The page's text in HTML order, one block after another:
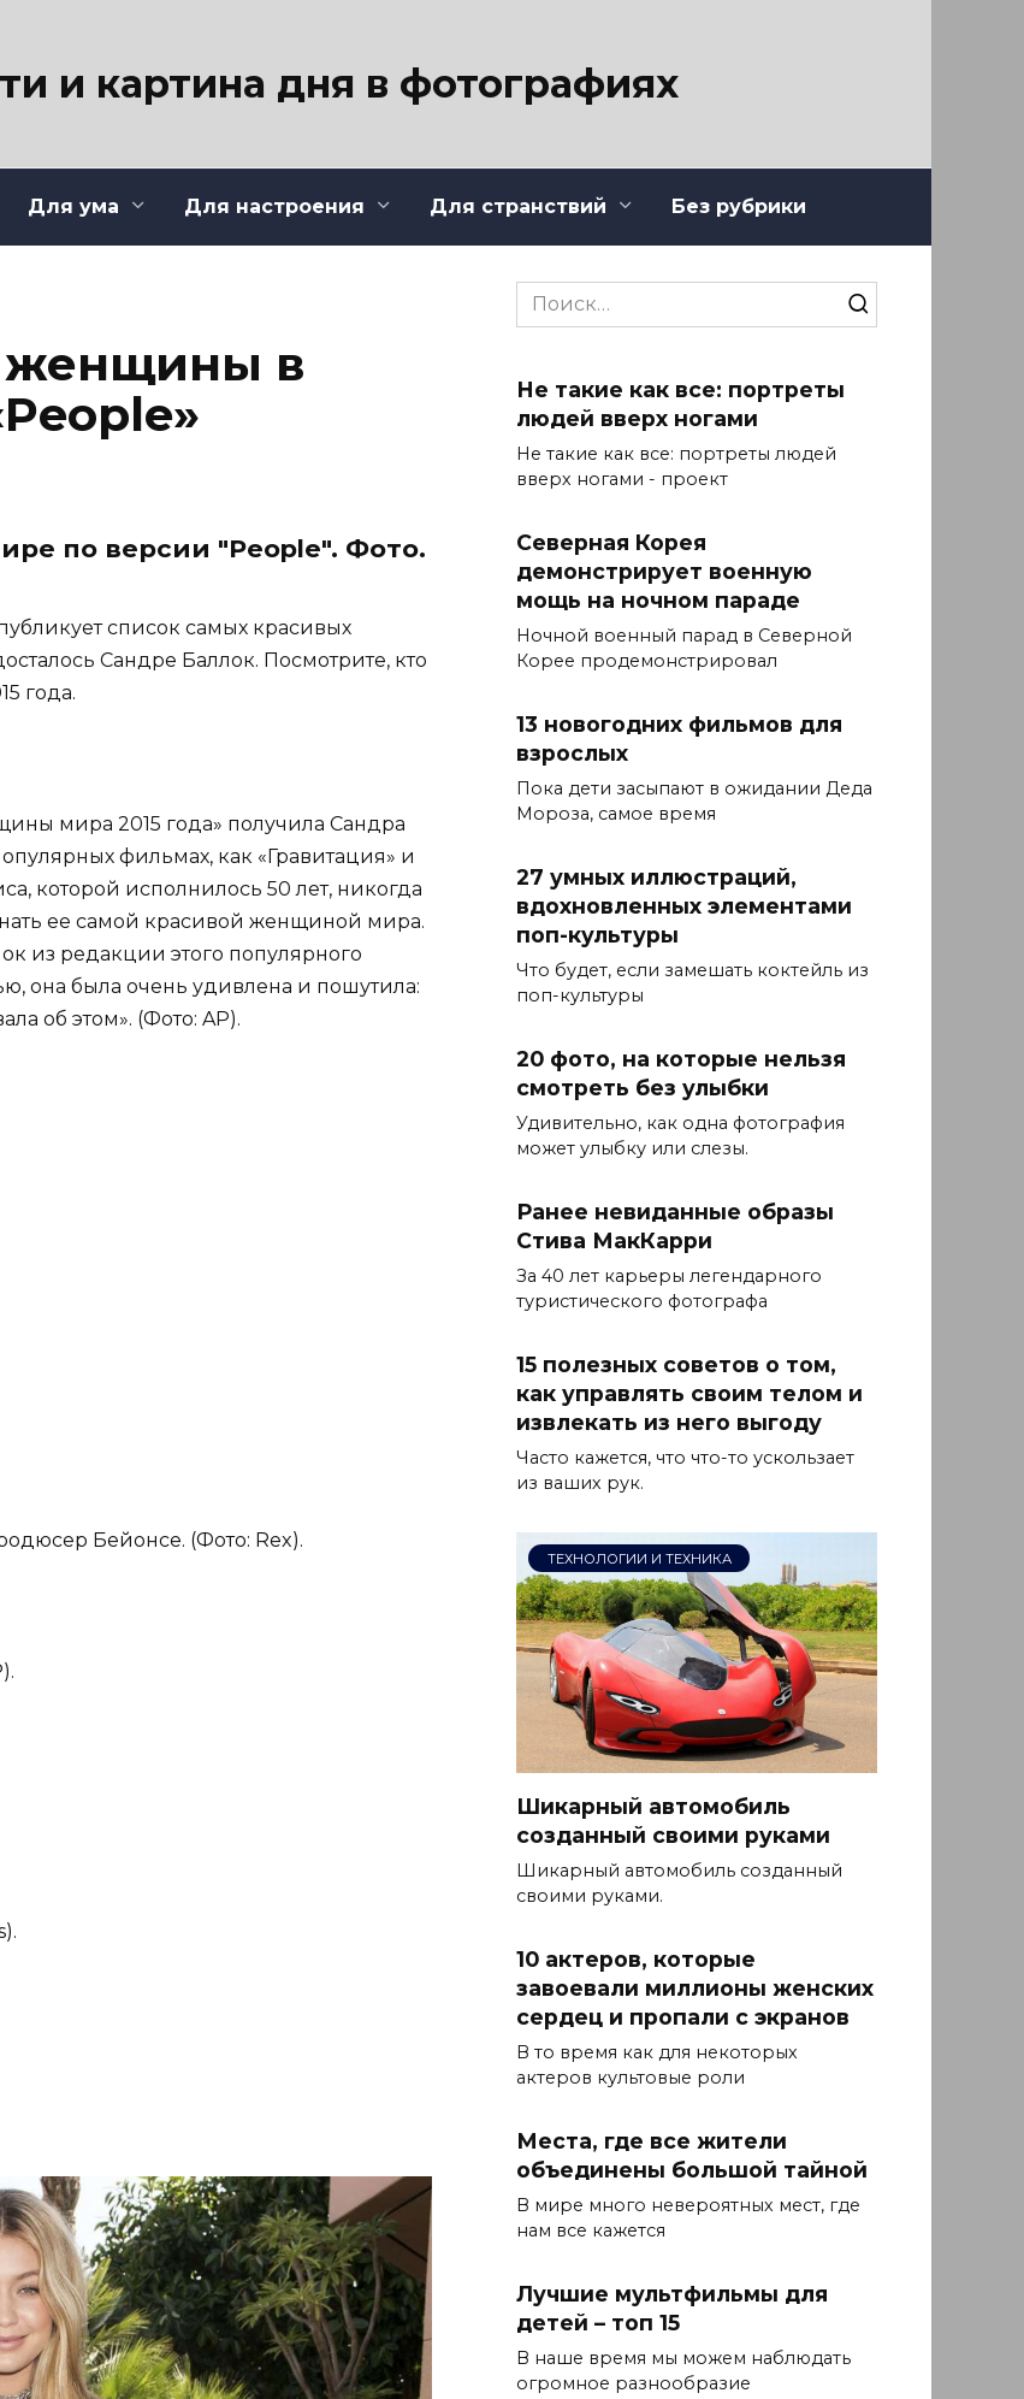
и картина дня в фотографиях
Для ума Для настроения Для странствий Без рубрики
женщины в
по версии "People". Фото.
список самых красивых
Сандре Баллок. Посмотрите, кто
года.
мира 2015 года» получила Сандра
фильмах, как «Гравитация» и
которой исполнилось 50 лет, никогда
ее самой красивой женщиной мира.
из редакции этого популярного
она была очень удивлена и пошутила:
об этом». (Фото: AP).
Бейонсе. (Фото: Rex).
Search
for:
Не такие как все: портреты
людей вверх ногами
Не такие как все: портреты людей
вверх ногами - проект
Северная Корея
демонстрирует военную
мощь на ночном параде
Ночной военный парад в Северной
Корее продемонстрировал
13 новогодних фильмов для
взрослых
Пока дети засыпают в ожидании Деда
Мороза, самое время
27 умных иллюстраций,
вдохновленных элементами
поп-культуры
Что будет, если замешать коктейль из
поп-культуры
20 фото, на которые нельзя
смотреть без улыбки
Удивительно, как одна фотография
может улыбку или слезы.
Ранее невиданные образы
Стива МакКарри
За 40 лет карьеры легендарного
туристического фотографа
15 полезных советов о том,
как управлять своим телом и
извлекать из него выгоду
Часто кажется, что что-то ускользает
из ваших рук.
ТЕХНОЛОГИИ И ТЕХНИКА
Шикарный автомобиль
созданный своими руками
Шикарный автомобиль созданный
своими руками.
10 актеров, которые
завоевали миллионы женских
сердец и пропали с экранов
В то время как для некоторых
актеров культовые роли
Места, где все жители
объединены большой тайной
В мире много невероятных мест, где
нам все кажется
Лучшие мультфильмы для
детей – топ 15
В наше время мы можем наблюдать
огромное разнообразие